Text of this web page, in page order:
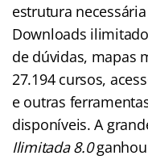
estrutura
Downloads
de dúvidas, mapas
27.194 cursos,
e outras
disponíveis. A
Ilimitada 8.0ganhou